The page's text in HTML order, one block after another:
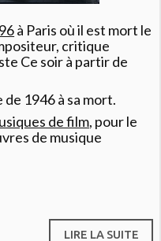
à Paris où il est mort le
critique
Ce soir à partir de
1946 à sa mort.
de film, pour le
de musique
LIRE LA SUITE